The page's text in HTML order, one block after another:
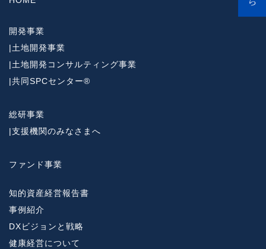
開発事業
|土地開発事業
|土地開発コンサルティング事業
|共同SPCセンター®
総研事業
|支援機関のみなさまへ
ファンド事業
知的資産経営報告書
事例紹介
DXビジョンと戦略
健康経営について